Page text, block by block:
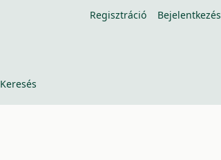
Regisztráció Bejelentkezés
Keresés